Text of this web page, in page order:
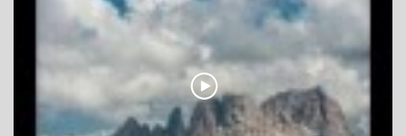
147323 Nézetek